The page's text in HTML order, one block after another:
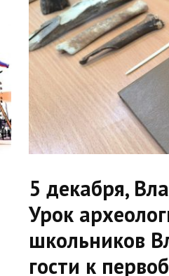
5 декабря,
Урок
школьников
гости к